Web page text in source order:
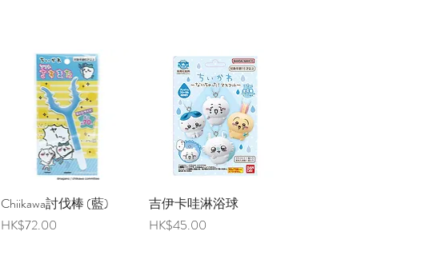
快速瀏覽
Chiikawa討伐棒 (藍)
價格
HK$72.00
快速瀏覽
吉伊卡哇淋浴球
價格
HK$45.00